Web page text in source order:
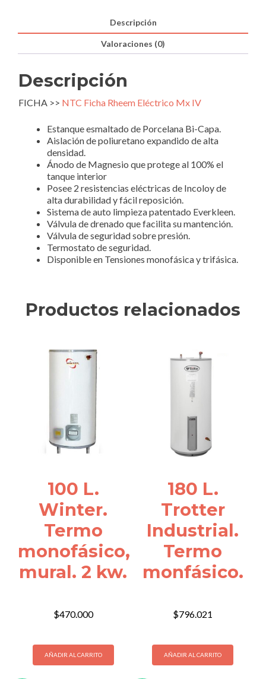
Descripción
Valoraciones (0)
Descripción
FICHA >> NTC Ficha Rheem Eléctrico Mx IV
Estanque esmaltado de Porcelana Bi-Capa.
Aislación de poliuretano expandido de alta
densidad.
Ánodo de Magnesio que protege al 100% el
tanque interior
Posee 2 resistencias eléctricas de Incoloy de
alta durabilidad y fácil reposición.
Sistema de auto limpieza patentado Everkleen.
Válvula de drenado que facilita su mantención.
Válvula de seguridad sobre presión.
Termostato de seguridad.
Disponible en Tensiones monofásica y trifásica.
Productos relacionados
100 L.
Winter.
Termo
monofásico,
mural. 2 kw.
$470.000
AÑADIR AL CARRITO
180 L.
Trotter
Industrial.
Termo
monfásico.
$796.021
AÑADIR AL CARRITO